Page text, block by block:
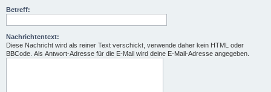
Betreff:
Nachrichtentext:
Diese Nachricht wird als reiner Text verschickt, verwende daher kein HTML oder
BBCode. Als Antwort-Adresse für die E-Mail wird deine E-Mail-Adresse angegeben.